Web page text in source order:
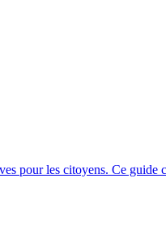
pour les citoyens. Ce